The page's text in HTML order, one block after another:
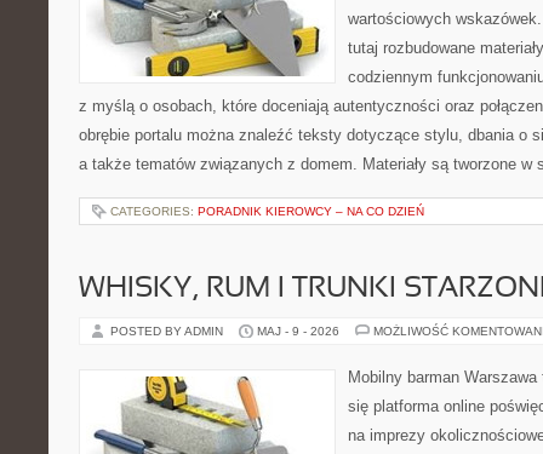
wartościowych
tutaj rozbudowane
codziennym
z myślą o osobach, które doceniają autentyczności oraz
obrębie portalu można znaleźć teksty dotyczące stylu, dbania o
a także tematów związanych z domem. Materiały są tworzone
CATEGORIES: PORADNIK KIEROWCY – NA CO DZIEŃ
WHISKY, RUM I TRUNKI
POSTED BY ADMIN MAJ - 9 - 2026 MOŻLIWOŚĆ
Mobilny barman
się platforma online
na imprezy